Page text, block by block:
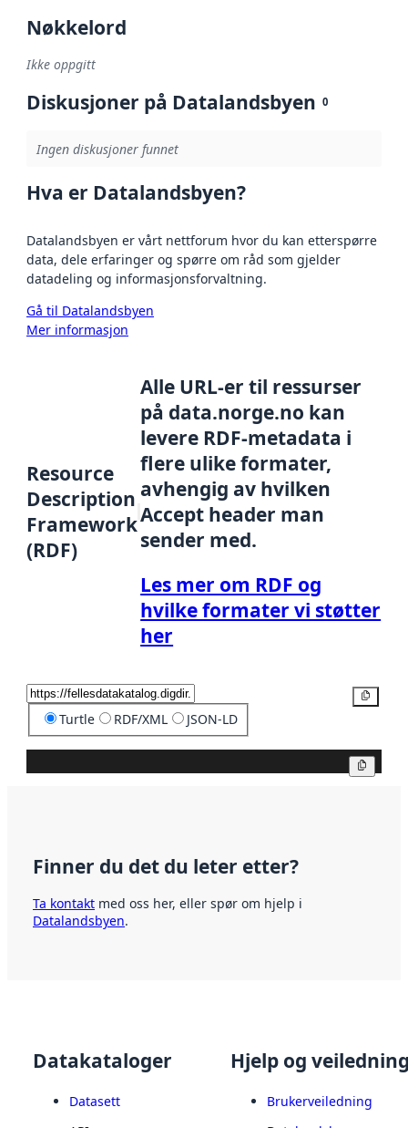
Nøkkelord
Ikke oppgitt
Diskusjoner på Datalandsbyen 0
Ingen diskusjoner funnet
Hva er Datalandsbyen?
Datalandsbyen er vårt nettforum hvor du kan etterspørre
data, dele erfaringer og spørre om råd som gjelder
datadeling og informasjonsforvaltning.
Gå til Datalandsbyen
Mer informasjon
Resource
Description
Framework
(RDF)
Alle URL-er til ressurser
på data.norge.no kan
levere RDF-metadata i
flere ulike formater,
avhengig av hvilken
Accept header man
sender med.
Les mer om RDF og
hvilke formater vi støtter
her
Turtle RDF/XML JSON-LD
Finner du det du leter etter?
Ta kontakt med oss her, eller spør om hjelp i
Datalandsbyen.
Datakataloger
Datasett
Hjelp og
Brukerveiledning